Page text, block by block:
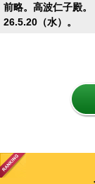
前略。高波仁子殿。
26.5.20（水）。